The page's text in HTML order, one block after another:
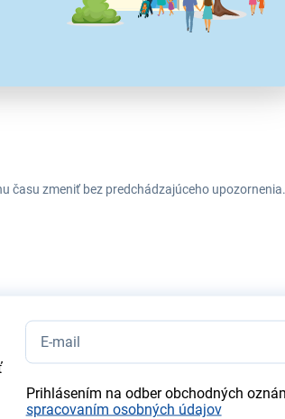
času zmeniť bez predchádzajúceho upozornenia.
Prihlásením na odber obchodných
spracovaním osobných údajov